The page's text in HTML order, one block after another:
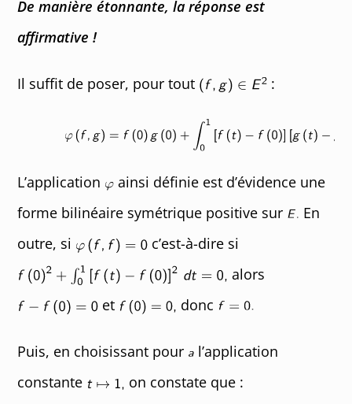
De manière étonnante, la réponse est
affirmative !
Il suffit de poser, pour tout :
L’application
ainsi définie est d’évidence une
forme bilinéaire symétrique positive sur
En
outre, si
c’est-à-dire si
alors
et
donc
Puis, en choisissant pour
l’application
constante
on constate que :